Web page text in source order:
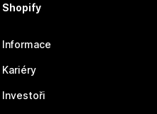
Shopify
Informace
Kariéry
Investoři